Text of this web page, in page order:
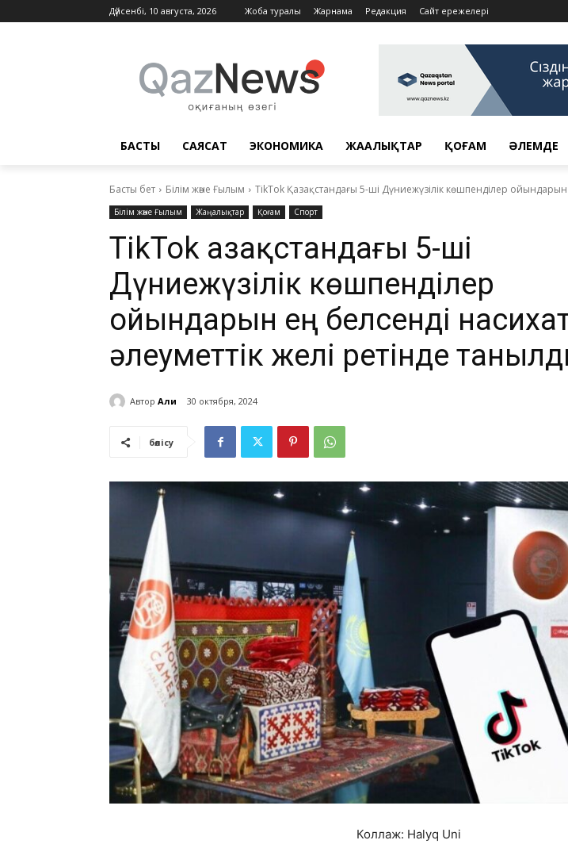
Дүйсенбі, 10 августа, 2026 Жоба туралы Жарнама Редакция Сайт ережелері
БАСТЫ САЯСАТ ЭКОНОМИКА ЖАҢАЛЫҚТАР ҚОҒАМ ӘЛЕМДЕ
Басты бет Білім және Ғылым TikTok Қазақстандағы 5-ші Дүниежүзілік көшпенділер ойындарын
Білім және Ғылым Жаңалықтар Қоғам Спорт
TikTok Қазақстандағы 5-ші
Дүниежүзілік көшпенділер
ойындарын ең белсенді
әлеуметтік желі ретінде
Автор Али 30 октября, 2024
бөлісу
Коллаж: Halyq Uni